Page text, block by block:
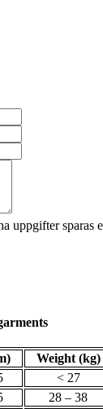
uppgifter sparas
Weight (kg)
< 27
28 – 38